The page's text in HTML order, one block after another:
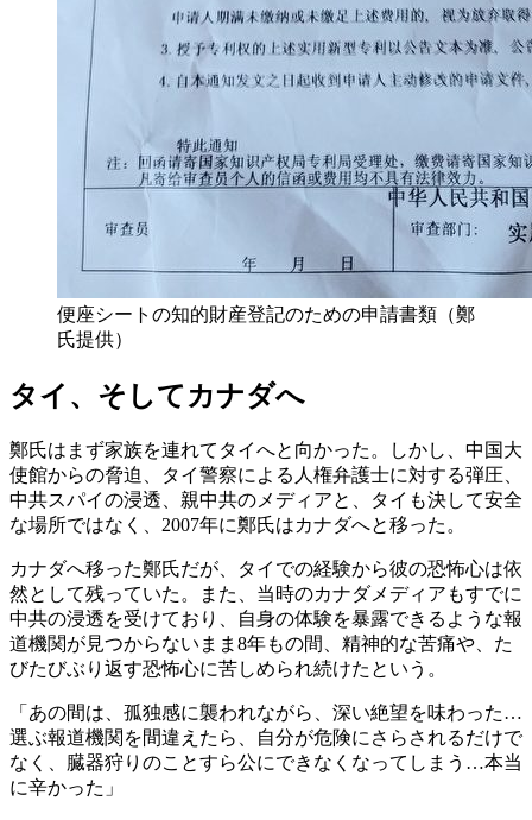
便座シートの知的財産登記のための申請書類（鄭
氏提供）
タイ、そしてカナダへ
鄭氏はまず家族を連れてタイへと向かった。しかし、中国大
使館からの脅迫、タイ警察による人権弁護士に対する弾圧、
中共スパイの浸透、親中共のメディアと、タイも決して安全
な場所ではなく、2007年に鄭氏はカナダへと移った。
カナダへ移った鄭氏だが、タイでの経験から彼の恐怖心は依
然として残っていた。また、当時のカナダメディアもすでに
中共の浸透を受けており、自身の体験を暴露できるような報
道機関が見つからないまま8年もの間、精神的な苦痛や、た
びたびぶり返す恐怖心に苦しめられ続けたという。
「あの間は、孤独感に襲われながら、深い絶望を味わった…
選ぶ報道機関を間違えたら、自分が危険にさらされるだけで
なく、臓器狩りのことすら公にできなくなってしまう…本当
に辛かった」